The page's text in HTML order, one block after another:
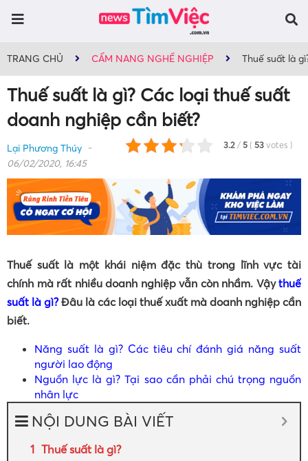
TRANG CHỦ CẨM NANG NGHỀ NGHIỆP Thuế suất là
Thuế suất là gì? Các loại thuế suất
doanh nghiệp cần biết?
3.2 / 5 ( 53 votes )
Lại Phương Thúy
06/02/2020, 16:45
Thuế suất là một khái niệm đặc thù trong lĩnh vực tài
chính mà rất nhiều doanh nghiệp vẫn còn nhầm. Vậythuế
suất là gì?Đâu là các loại thuế xuất mà doanh nghiệp cần
biết.
Năng suất là gì? Các tiêu chí đánh giá năng suất
người lao động
Nguồn lực là gì? Tại sao cần phải chú trọng nguồn
nhân lực
NỘI DUNG BÀI VIẾT
Thuế suất là gì?